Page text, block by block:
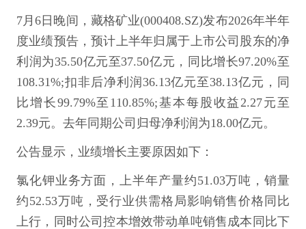
7月6日晚间，藏格矿业(000408.SZ)发布2026年半年
度业绩预告，预计上半年归属于上市公司股东的净
利润为35.50亿元至37.50亿元，同比增长97.20%至
108.31%;扣非后净利润36.13亿元至38.13亿元，同
比增长99.79%至110.85%;基本每股收益2.27元至
2.39元。去年同期公司归母净利润为18.00亿元。
公告显示，业绩增长主要原因如下：
氯化钾业务方面，上半年产量约51.03万吨，销量
约52.53万吨，受行业供需格局影响销售价格同比
上行，同时公司控本增效带动单吨销售成本同比下